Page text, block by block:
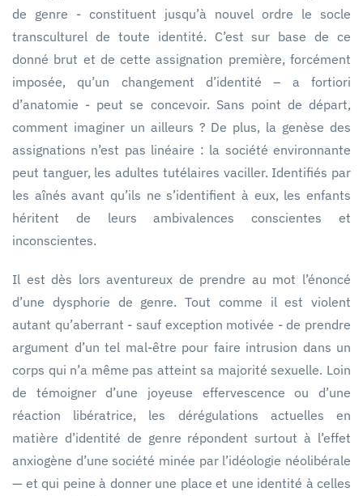
de genre - constituent jusqu’à nouvel ordre le socle
transculturel de toute identité. C’est sur base de ce
donné brut et de cette assignation première, forcément
imposée, qu’un changement d’identité – a fortiori
d’anatomie - peut se concevoir. Sans point de départ,
comment imaginer un ailleurs ? De plus, la genèse des
assignations n’est pas linéaire : la société environnante
peut tanguer, les adultes tutélaires vaciller. Identifiés par
les aînés avant qu’ils ne s’identifient à eux, les enfants
héritent de leurs ambivalences conscientes et
inconscientes.
Il est dès lors aventureux de prendre au mot l’énoncé
d’une dysphorie de genre. Tout comme il est violent
autant qu’aberrant - sauf exception motivée - de prendre
argument d’un tel mal-être pour faire intrusion dans un
corps qui n’a même pas atteint sa majorité sexuelle. Loin
de témoigner d’une joyeuse effervescence ou d’une
réaction libératrice, les dérégulations actuelles en
matière d’identité de genre répondent surtout à l’effet
anxiogène d’une société minée par l’idéologie néolibérale
— et qui peine à donner une place et une identité à celles